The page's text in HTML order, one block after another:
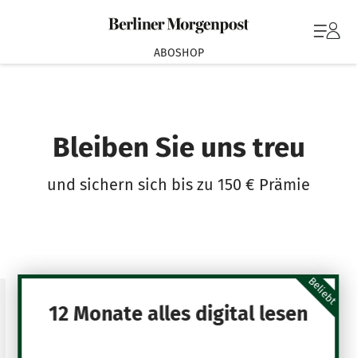
ABOSHOP
Bleiben Sie uns treu
und sichern sich bis zu 150 € Prämie
Beliebt
12 Monate alles digital lesen